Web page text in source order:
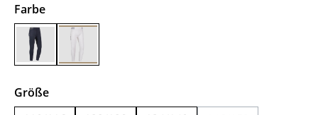
Farbeauswählen
navy white
Größeauswählen